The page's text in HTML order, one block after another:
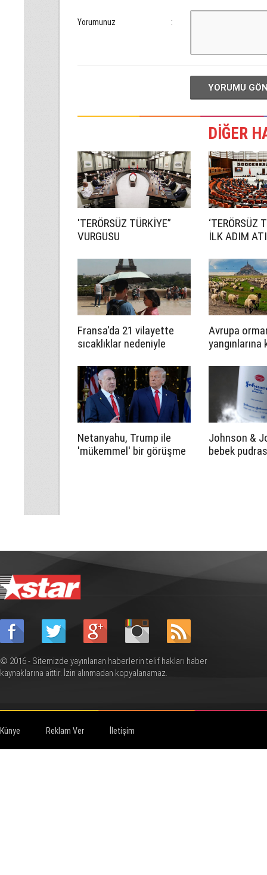
Yorumunuz :
YORUMU
DİĞER
'TERÖRSÜZ TÜRKİYE”
VURGUSU
‘TERÖRSÜZ
İLK ADIM
Fransa'da 21 vilayette
sıcaklıklar nedeniyle
Avrupa
yangınlarına
koyunlarda
Netanyahu, Trump ile
'mükemmel' bir görüşme
Johnson &
bebek
© 2016 - Sitemizde yayınlanan haberlerin telif hakları haber
kaynaklarına aittir. İzin alınmadan kopyalanamaz.
Künye Reklam Ver İletişim